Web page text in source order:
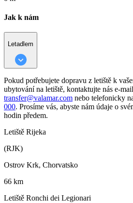
Jak k nám
Letadlem
Pokud potřebujete dopravu z letiště k
ubytování na letiště, kontaktujte nás e-
transfer@valamar.com nebo telefonicky
000. Prosíme vás, abyste nám údaje o
hodin předem.
Letiště Rijeka
(RJK)
Ostrov Krk, Chorvatsko
66 km
Letiště Ronchi dei Legionari